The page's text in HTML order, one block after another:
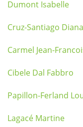
Dumont Isabelle
Cruz-Santiago Diana
Carmel Jean-
Cibele Dal Fabbro
Papillon-Ferland
Lagacé Martine